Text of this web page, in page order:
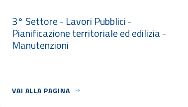
3° Settore - Lavori Pubblici -
Pianificazione territoriale ed edilizia -
Manutenzioni
VAI ALLA PAGINA